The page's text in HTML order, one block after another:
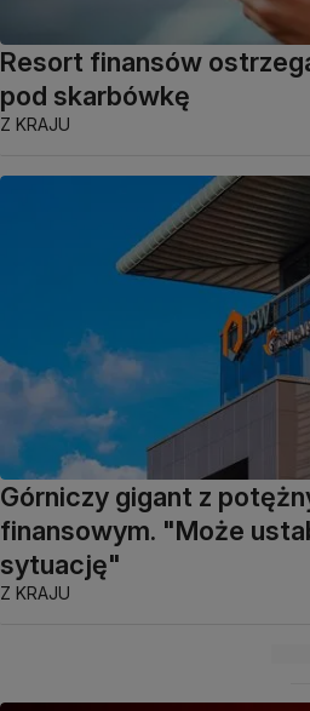
Resort finansów
pod skarbówkę
Z KRAJU
Górniczy gigant z
finansowym. "Może
sytuację"
Z KRAJU